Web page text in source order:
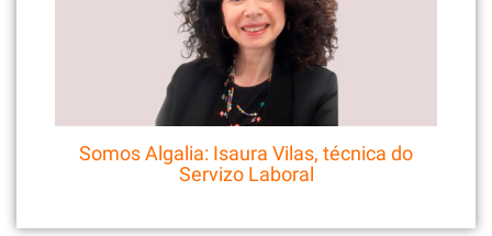
Somos Algalia: Isaura Vilas, técnica do
Servizo Laboral